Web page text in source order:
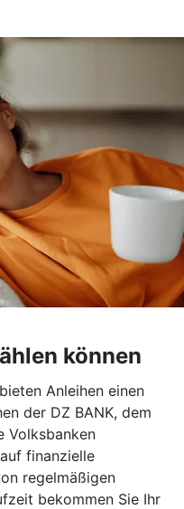
können
Anleihen einen
der DZ BANK, dem
Volksbanken
finanzielle
regelmäßigen
bekommen Sie Ihr